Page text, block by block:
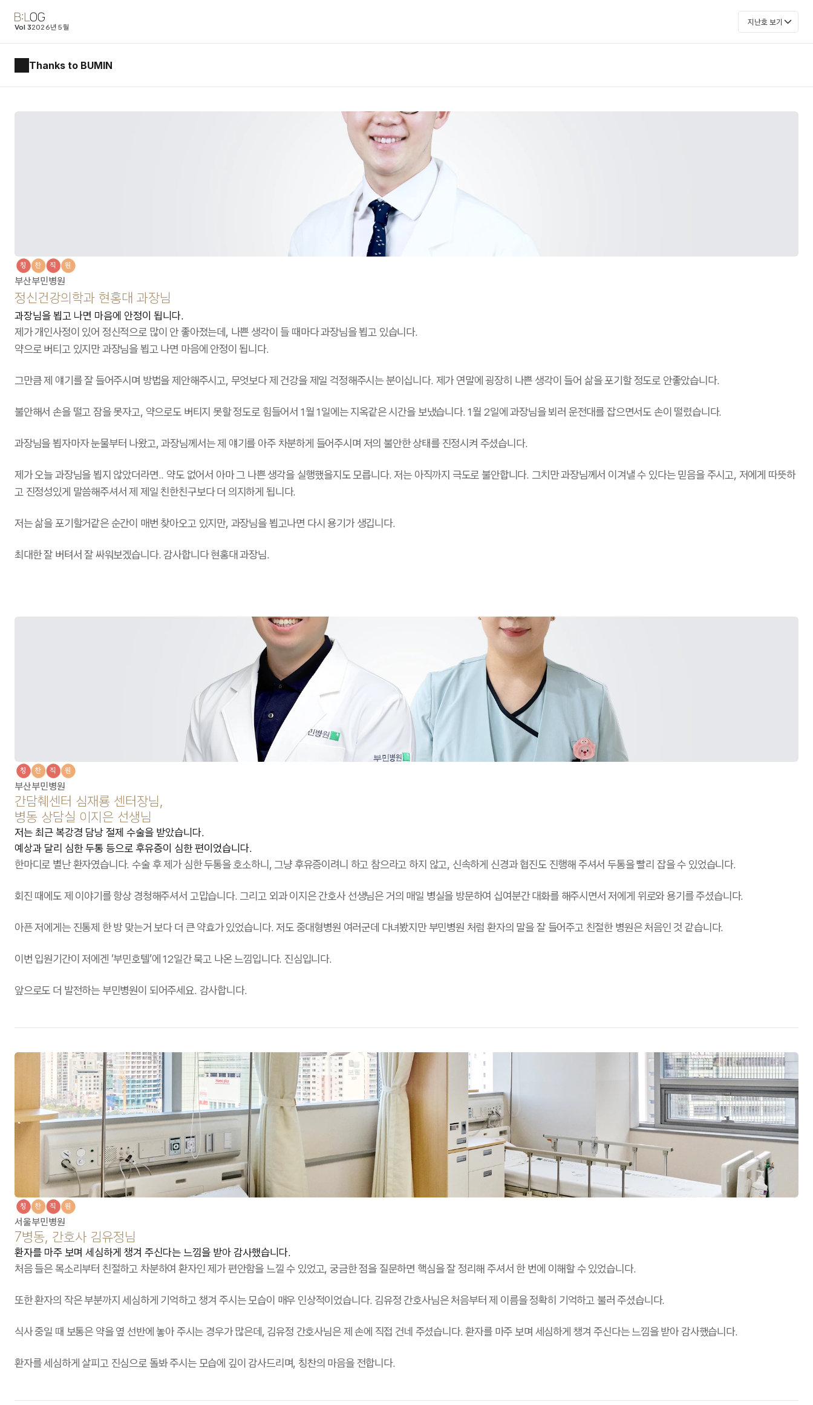
Vol 32026년 5월
지난호 보기
Thanks to BUMIN
부산부민병원
정신건강의학과 현홍대 과장님
과장님을 뵙고 나면 마음에 안정이 됩니다.
제가 개인사정이 있어 정신적으로 많이 안 좋아졌는데, 나쁜 생각이 들 때마다 과장님을 뵙고 있습니다.
약으로 버티고 있지만 과장님을 뵙고 나면 마음에 안정이 됩니다.
그만큼 제 얘기를 잘 들어주시며 방법을 제안해주시고, 무엇보다 제 건강을 제일 걱정해주시는 분이십니다. 제가 연말에 굉장히 나쁜 생각이 들어 삶을 포기할 정도로 안좋았습니다.
불안해서 손을 떨고 잠을 못자고, 약으로도 버티지 못할 정도로 힘들어서 1월 1일에는 지옥같은 시간을 보냈습니다. 1월 2일에 과장님을 뵈러 운전대를 잡으면서도 손이 떨렸습니다.
과장님을 뵙자마자 눈물부터 나왔고, 과장님께서는 제 얘기를 아주 차분하게 들어주시며 저의 불안한 상태를 진정시켜 주셨습니다.
제가 오늘 과장님을 뵙지 않았더라면.. 약도 없어서 아마 그 나쁜 생각을 실행했을지도 모릅니다. 저는 아직까지 극도로 불안합니다. 그치만 과장님께서 이겨낼 수 있다는 믿음을 주시고, 저에게 따뜻하
고 진정성있게 말씀해주셔서 제 제일 친한친구보다 더 의지하게 됩니다.
저는 삶을 포기할거같은 순간이 매번 찾아오고 있지만, 과장님을 뵙고나면 다시 용기가 생깁니다.
최대한 잘 버텨서 잘 싸워보겠습니다. 감사합니다 현홍대 과장님.
부산부민병원
간담췌센터 심재룡 센터장님,
병동 상담실 이지은 선생님
저는 최근 복강경 담낭 절제 수술을 받았습니다.
예상과 달리 심한 두통 등으로 후유증이 심한 편이었습니다.
한마디로 별난 환자였습니다. 수술 후 제가 심한 두통을 호소하니, 그냥 후유증이려니 하고 참으라고 하지 않고, 신속하게 신경과 협진도 진행해 주셔서 두통을 빨리 잡을 수 있었습니다.
회진 때에도 제 이야기를 항상 경청해주셔서 고맙습니다. 그리고 외과 이지은 간호사 선생님은 거의 매일 병실을 방문하여 십여분간 대화를 해주시면서 저에게 위로와 용기를 주셨습니다.
아픈 저에게는 진통제 한 방 맞는거 보다 더 큰 약효가 있었습니다. 저도 중대형병원 여러군데 다녀봤지만 부민병원 처럼 환자의 말을 잘 들어주고 친절한 병원은 처음인 것 같습니다.
이번 입원기간이 저에겐 '부민호텔'에 12일간 묵고 나온 느낌입니다. 진심입니다.
앞으로도 더 발전하는 부민병원이 되어주세요. 감사합니다.
서울부민병원
7병동, 간호사 김유정님
환자를 마주 보며 세심하게 챙겨 주신다는 느낌을 받아 감사했습니다.
처음 들은 목소리부터 친절하고 차분하여 환자인 제가 편안함을 느낄 수 있었고, 궁금한 점을 질문하면 핵심을 잘 정리해 주셔서 한 번에 이해할 수 있었습니다.
또한 환자의 작은 부분까지 세심하게 기억하고 챙겨 주시는 모습이 매우 인상적이었습니다. 김유정 간호사님은 처음부터 제 이름을 정확히 기억하고 불러 주셨습니다.
식사 중일 때 보통은 약을 옆 선반에 놓아 주시는 경우가 많은데, 김유정 간호사님은 제 손에 직접 건네 주셨습니다. 환자를 마주 보며 세심하게 챙겨 주신다는 느낌을 받아 감사했습니다.
환자를 세심하게 살피고 진심으로 돌봐 주시는 모습에 깊이 감사드리며, 칭찬의 마음을 전합니다.